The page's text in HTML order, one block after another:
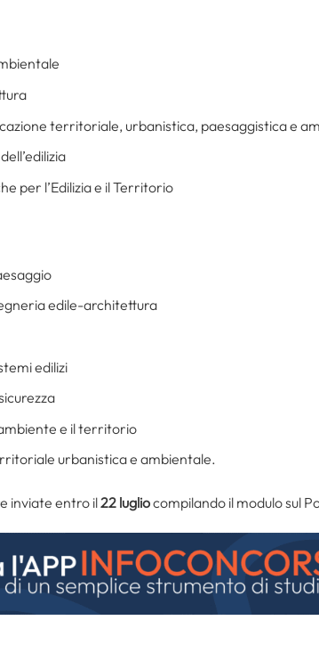
territoriale, urbanistica, paesaggistica e
per l’Edilizia e il Territorio
edile-architettura
edilizi
e il territorio
urbanistica e ambientale.
inviate entro il22 lugliocompilando il modulo sul